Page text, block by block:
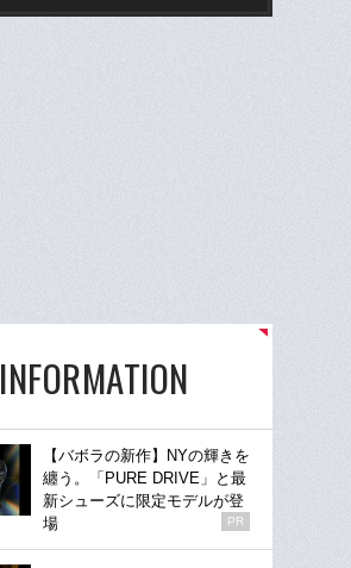
INFORMATION
【バボラの新作】NYの輝きを
纏う。「PURE DRIVE」と最
新シューズに限定モデルが登
場
PR